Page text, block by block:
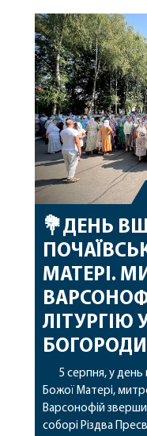
побажавши йому
допомоги, миру,
благословенних
архіпастирському
💐ДЕНЬ
МАТЕРІ.
ЛІТУРГІЮ
5 серпня, у день
Божої Матері,
Варсонофій
соборі Різдва